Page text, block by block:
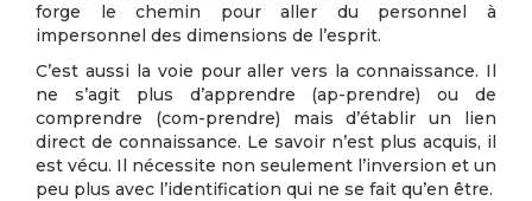
forge le chemin pour aller du personnel à
impersonnel des dimensions de l’esprit.
C’est aussi la voie pour aller vers la connaissance. Il
ne s’agit plus d’apprendre (ap-prendre) ou de
comprendre (com-prendre) mais d’établir un lien
direct de connaissance. Le savoir n’est plus acquis, il
est vécu. Il nécessite non seulement l’inversion et un
peu plus avec l’identification qui ne se fait qu’en être.